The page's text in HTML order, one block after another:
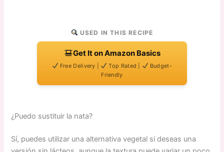
USED IN THIS RECIPE
Get It on Amazon Basics
Free Delivery | Top Rated |
Budget-
Friendly
¿Puedo sustituir la nata?
Sí, puedes utilizar una alternativa vegetal si deseas una